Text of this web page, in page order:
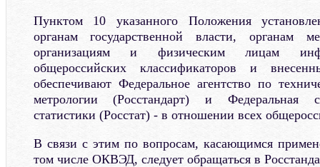
Пунктом 10 указанного Положения
органам государственной власти, органам
организациям и физическим лицам
общероссийских классификаторов и
обеспечивают Федеральное агентство по
метрологии (Росстандарт) и Федеральная
статистики (Росстат) - в отношении всех
В связи с этим по вопросам, касающимся
том числе ОКВЭД, следует обращаться в